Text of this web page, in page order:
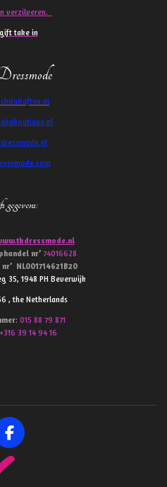
verzilveren.
take in
:
nr’ 74016628
nr’ NL001714621B20
35, 1948 PH Beverwijk
, the Netherlands
: 015 88 79 871
+316 39 14 94 16
F
a
c